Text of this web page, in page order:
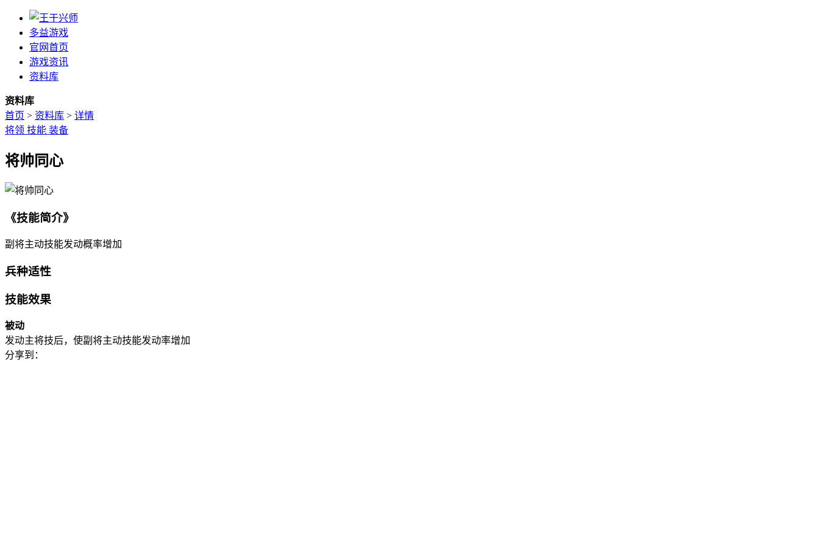
多益游戏
官网首页
游戏资讯
资料库
资料库
首页 > 资料库 > 详情
将领 技能 装备
将帅同心
《技能简介》
副将主动技能发动概率增加
兵种适性
技能效果
被动
发动主将技后，使副将主动技能发动率增加
分享到：